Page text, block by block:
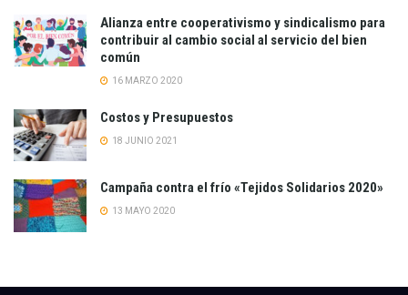
Alianza entre cooperativismo y sindicalismo para
contribuir al cambio social al servicio del bien
común
16 MARZO 2020
Costos y Presupuestos
18 JUNIO 2021
Campaña contra el frío «Tejidos Solidarios 2020»
13 MAYO 2020